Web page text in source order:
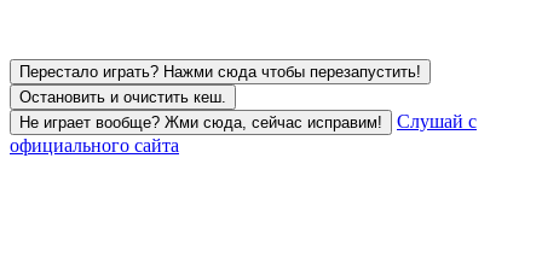
Перестало играть? Нажми сюда чтобы перезапустить!
Остановить и очистить кеш.
Не играет вообще? Жми сюда, сейчас исправим!
Слушай с
официального сайта